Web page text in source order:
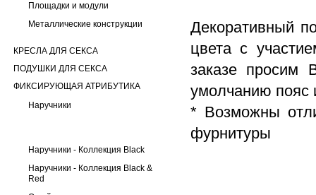
Площадки и модули
Металлические конструкции
КРЕСЛА ДЛЯ СЕКСА
ПОДУШКИ ДЛЯ СЕКСА
ФИКСИРУЮЩАЯ АТРИБУТИКА
Наручники
Наручники - Коллекция Black
Наручники - Коллекция Black &
Red
Декоративный
цвета с
заказе просим
умолчанию пояс
* Возможны
фурнитуры